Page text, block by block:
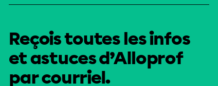
Reçois toutes les infos
et astuces d’Alloprof
par courriel.